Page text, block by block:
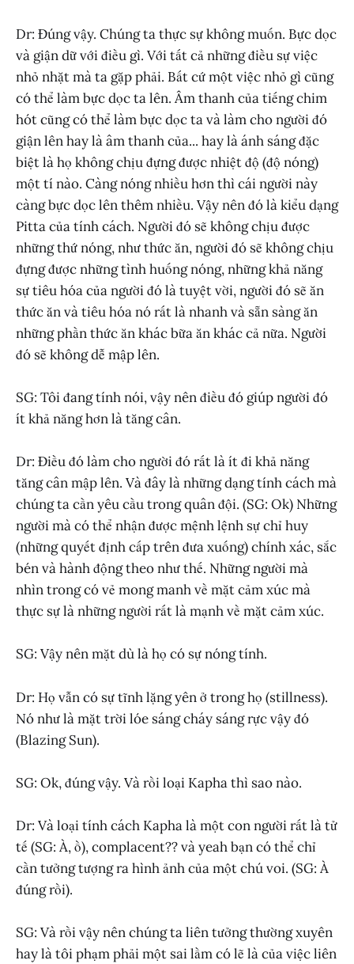
Dr: Đúng vậy. Chúng ta thực sự không muốn. Bực dọc
và giận dữ với điều gì. Với tất cả những điều sự việc
nhỏ nhặt mà ta gặp phải. Bất cứ một việc nhỏ gì cũng
có thể làm bực dọc ta lên. Âm thanh của tiếng chim
hót cũng có thể làm bực dọc ta và làm cho người đó
giận lên hay là âm thanh của... hay là ánh sáng đặc
biệt là họ không chịu đựng được nhiệt độ (độ nóng)
một tí nào. Càng nóng nhiều hơn thì cái người này
càng bực dọc lên thêm nhiều. Vậy nên đó là kiểu dạng
Pitta của tính cách. Người đó sẽ không chịu được
những thứ nóng, như thức ăn, người đó sẽ không chịu
đựng được những tình huống nóng, những khả năng
sự tiêu hóa của người đó là tuyệt vời, người đó sẽ ăn
thức ăn và tiêu hóa nó rất là nhanh và sẵn sàng ăn
những phần thức ăn khác bữa ăn khác cả nữa. Người
đó sẽ không dễ mập lên.
SG: Tôi đang tính nói, vậy nên điều đó giúp người đó
ít khả năng hơn là tăng cân.
Dr: Điều đó làm cho người đó rất là ít đi khả năng
tăng cân mập lên. Và đây là những dạng tính cách mà
chúng ta cần yêu cầu trong quân đội. (SG: Ok) Những
người mà có thể nhận được mệnh lệnh sự chỉ huy
(những quyết định cấp trên đưa xuống) chính xác, sắc
bén và hành động theo như thế. Những người mà
nhìn trong có vẻ mong manh về mặt cảm xúc mà
thực sự là những người rất là mạnh về mặt cảm xúc.
SG: Vậy nên mặt dù là họ có sự nóng tính.
Dr: Họ vẫn có sự tĩnh lặng yên ở trong họ (stillness).
Nó như là mặt trời lóe sáng cháy sáng rực vậy đó
(Blazing Sun).
SG: Ok, đúng vậy. Và rồi loại Kapha thì sao nào.
Dr: Và loại tính cách Kapha là một con người rất là tử
tế (SG: À, ồ), complacent?? và yeah bạn có thể chỉ
cần tưởng tượng ra hình ảnh của một chú voi. (SG: À
đúng rồi).
SG: Và rồi vậy nên chúng ta liên tưởng thường xuyên
hay là tôi phạm phải một sai lầm có lẽ là của việc liên